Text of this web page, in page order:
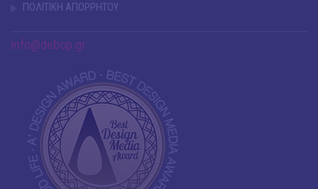
ΠΟΛΙΤΙΚΗ ΑΠΟΡΡΗΤΟΥ
info@debop.gr